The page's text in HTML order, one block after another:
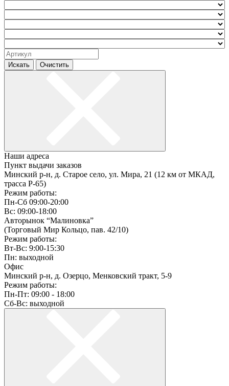
Искать Очистить
Наши адреса
Пункт выдачи заказов
Минский р-н, д. Старое село, ул. Мира, 21 (12 км от МКАД,
трасса P-65)
Режим работы:
Пн-Сб 09:00-20:00
Вс: 09:00-18:00
Авторынок “Малиновка”
(Торговый Мир Кольцо, пав. 42/10)
Режим работы:
Вт-Вс: 9:00-15:30
Пн: выходной
Офис
Минский р-н, д. Озерцо, Менковский тракт, 5-9
Режим работы:
Пн-Пт: 09:00 - 18:00
Сб-Вс: выходной